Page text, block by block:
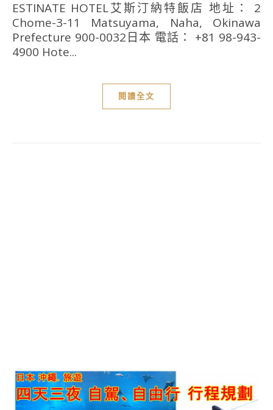
ESTINATE HOTEL艾斯汀納特飯店 地址： 2
Chome-3-11 Matsuyama, Naha, Okinawa
Prefecture 900-0032日本 電話： +81 98-943-
4900 Hote...
閱讀全文